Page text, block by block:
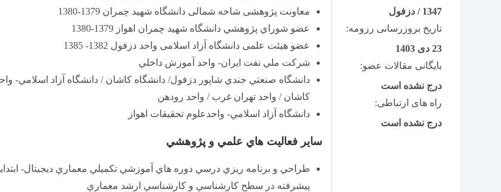
1347
/ دزفول
تاریخ بروزرسانی رزومه:
23 دی 1403
بایگانی مقالات عضو:
درج نشده است
راه های ارتباطی:
درج نشده است
معاونت پژوهشی شاخه شمالی دانشگاه شهید چمران 1379-1380
عضو شوراي پژوهشي دانشگاه شهيد چمران اهواز 1379-1380
عضو هیئت علمی دانشگاه آزاد اسلامی واحد دزفول 1382- 1385
شركت ملي نفت ايران- واحد آموزش داخلي
دانشگاه صنعتي جندي شاپور دزفول/ دانشگاه کاشان / دانشگاه آزاد اسلامي-
کاشان / واحد تهران غرب / واحد رودهن
دانشگاه آزاد اسلامي- واحدعلوم تحقيقات اهواز
ساير فعاليت هاي علمي و پژوهشي
طراحي و برنامه ريزي درسي دوره هاي آموزشي تکميلي معماري ديجيتال-
پيشرفته در سطح کارشناسي و کارشناسي ارشد معماري